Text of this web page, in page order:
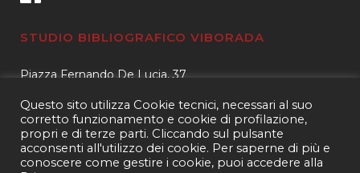
STUDIO BIBLIOGRAFICO VIBORADA
Piazza Fernando De Lucia, 37
Tel.3400596959 – 3404632889
email.info@viborada.it
Questo sito utilizza Cookie tecnici, necessari al suo
corretto funzionamento e cookie di profilazione,
propri e di terze parti. Cliccando sul pulsante
acconsenti all'utilizzo dei cookie. Per saperne di più e
conoscere come gestire i cookie, puoi accedere alla